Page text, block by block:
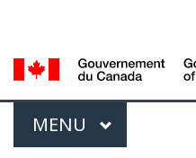
la
langue
Menu
MAIN
MENU